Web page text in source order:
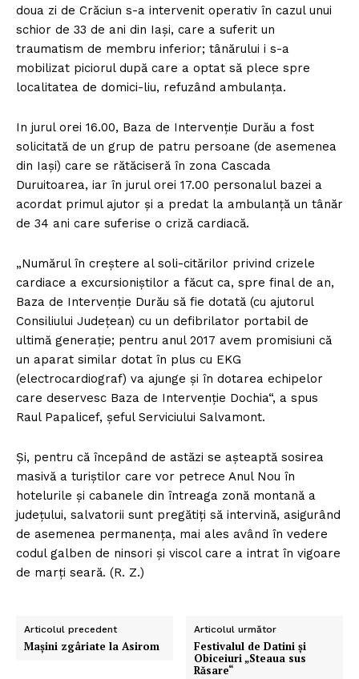
doua zi de Crăciun s-a intervenit operativ în cazul unui
schior de 33 de ani din Iaşi, care a suferit un
traumatism de membru inferior; tânărului i s-a
mobilizat piciorul după care a optat să plece spre
localitatea de domici-liu, refuzând ambulanţa.
In jurul orei 16.00, Baza de Intervenţie Durău a fost
solicitată de un grup de patru persoane (de asemenea
din Iaşi) care se rătăciseră în zona Cascada
Duruitoarea, iar în jurul orei 17.00 personalul bazei a
acordat primul ajutor şi a predat la ambulanţă un tânăr
de 34 ani care suferise o criză cardiacă.
„Numărul în creştere al soli-citărilor privind crizele
cardiace a excursioniştilor a făcut ca, spre final de an,
Baza de Intervenţie Durău să fie dotată (cu ajutorul
Consiliului Judeţean) cu un defibrilator portabil de
ultimă generaţie; pentru anul 2017 avem promisiuni că
un aparat similar dotat în plus cu EKG
(electrocardiograf) va ajunge şi în dotarea echipelor
care deservesc Baza de Intervenţie Dochia“, a spus
Raul Papalicef, şeful Serviciului Salvamont.
Şi, pentru că începând de astăzi se aşteaptă sosirea
masivă a turiştilor care vor petrece Anul Nou în
hotelurile şi cabanele din întreaga zonă montană a
judeţului, salvatorii sunt pregătiţi să intervină, asigurând
de asemenea permanenţa, mai ales având în vedere
codul galben de ninsori şi viscol care a intrat în vigoare
de marţi seară. (R. Z.)
Articolul precedent
Maşini zgâriate la Asirom
Articolul următor
Festivalul de Datini şi
Obiceiuri „Steaua sus
Răsare“